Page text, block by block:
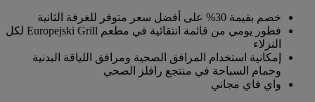
خصم بقيمة 30% على أفضل سعر متوفر للغرفة الثانية
فطور يومي من قائمة انتقائية في مطعم Europejski Grill لكل
النزلاء
إمكانية استخدام المرافق الصحية ومرافق اللياقة البدنية
وحمام السباحة في منتجع رافلز الصحي
واي فاي مجاني